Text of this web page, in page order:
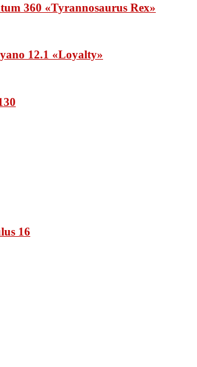
360 «Tyrannosaurus Rex»
12.1 «Loyalty»
16